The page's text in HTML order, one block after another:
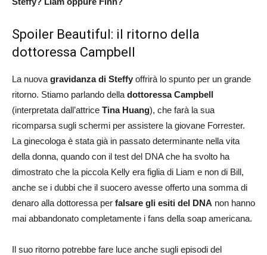
Spoiler Beautiful: il ritorno della
dottoressa Campbell
La nuova gravidanza di Steffy offrirà lo spunto per un grande
ritorno. Stiamo parlando della dottoressa Campbell
(interpretata dall’attrice Tina Huang), che farà la sua
ricomparsa sugli schermi per assistere la giovane Forrester.
La ginecologa è stata già in passato determinante nella vita
della donna, quando con il test del DNA che ha svolto ha
dimostrato che la piccola Kelly era figlia di Liam e non di Bill,
anche se i dubbi che il suocero avesse offerto una somma di
denaro alla dottoressa per falsare gli esiti del DNA non hanno
mai abbandonato completamente i fans della soap americana.
Il suo ritorno potrebbe fare luce anche sugli episodi del